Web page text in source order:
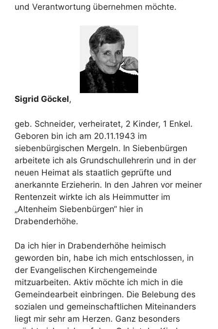
und Verantwortung übernehmen möchte.
Sigrid Göckel,
geb. Schneider, verheiratet, 2 Kinder, 1 Enkel.
Geboren bin ich am 20.11.1943 im
siebenbürgischen Mergeln. In Siebenbürgen
arbeitete ich als Grundschullehrerin und in der
neuen Heimat als staatlich geprüfte und
anerkannte Erzieherin. In den Jahren vor meiner
Rentenzeit wirkte ich als Heimmutter im
„Altenheim Siebenbürgen“ hier in
Drabenderhöhe.
Da ich hier in Drabenderhöhe heimisch
geworden bin, habe ich mich entschlossen, in
der Evangelischen Kirchengemeinde
mitzuarbeiten. Aktiv möchte ich mich in die
Gemeindearbeit einbringen. Die Belebung des
sozialen und gemeinschaftlichen Miteinanders
liegt mir sehr am Herzen. Ganz besonders